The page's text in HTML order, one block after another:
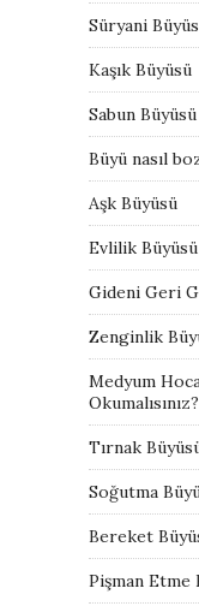
Süryani
Kaşık Büyüsü
Sabun Büyüsü
Büyü nasıl
Aşk Büyüsü
Evlilik Büyüsü
Gideni Geri
Zenginlik
Medyum
Okumalısınız?
Tırnak
Soğutma
Bereket
Pişman Etme